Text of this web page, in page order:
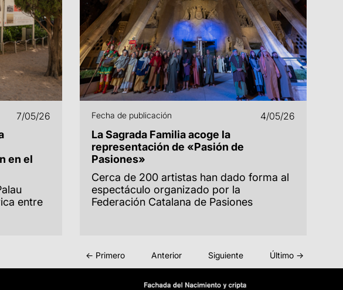
7/05/26
en el
entre
Fecha de publicación 4/05/26
La Sagrada Familia acoge la
representación de «Pasión de
Pasiones»
Cerca de 200 artistas han dado forma al
espectáculo organizado por la
Federación Catalana de Pasiones
← Primero Anterior Siguiente Último →